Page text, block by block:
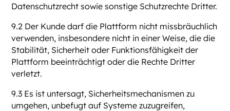
Datenschutzrecht sowie sonstige Schutzrechte Dritter.
9.2 Der Kunde darf die Plattform nicht missbräuchlich
verwenden, insbesondere nicht in einer Weise, die die
Stabilität, Sicherheit oder Funktionsfähigkeit der
Plattform beeinträchtigt oder die Rechte Dritter
verletzt.
9.3 Es ist untersagt, Sicherheitsmechanismen zu
umgehen, unbefugt auf Systeme zuzugreifen,